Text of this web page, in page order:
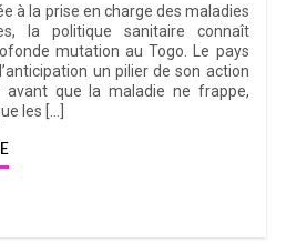
à la prise en charge des maladies
la politique sanitaire connaît
mutation au Togo. Le pays
un pilier de son action
avant que la maladie ne frappe,
les […]